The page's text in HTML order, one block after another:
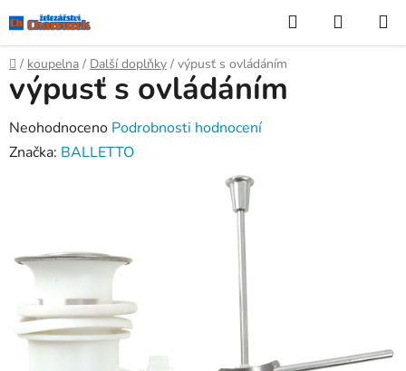
na
obsah
Hledat
KOŠÍK
Domů
/ koupelna / Další doplňky / výpusť s ovládáním
výpusť s ovládáním
Průměrné
hodnocení
hvězdiček.
Neohodnoceno Podrobnosti hodnocení
Značka: BALLETTO